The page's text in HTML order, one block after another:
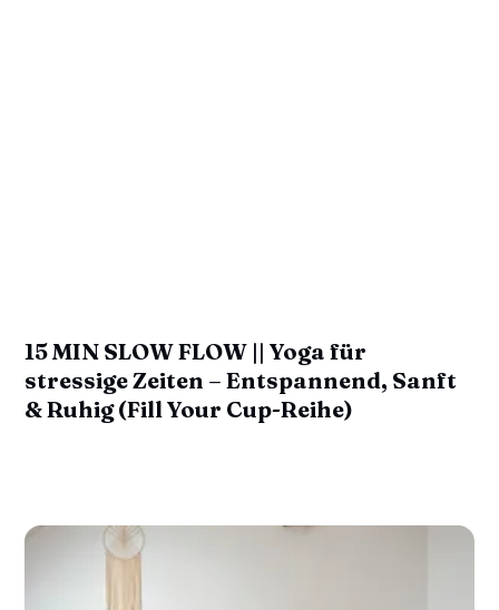
15 MIN SLOW FLOW || Yoga für
stressige Zeiten – Entspannend, Sanft
& Ruhig (Fill Your Cup-Reihe)